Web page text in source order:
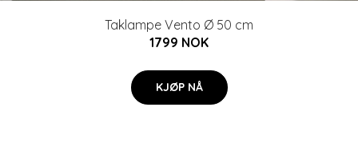
Taklampe Vento Ø 50 cm
1799 NOK
KJØP NÅ